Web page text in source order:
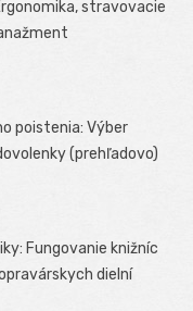
stravovacie
poistenia: Výber
(prehľadovo)
Fungovanie knižníc
dielní